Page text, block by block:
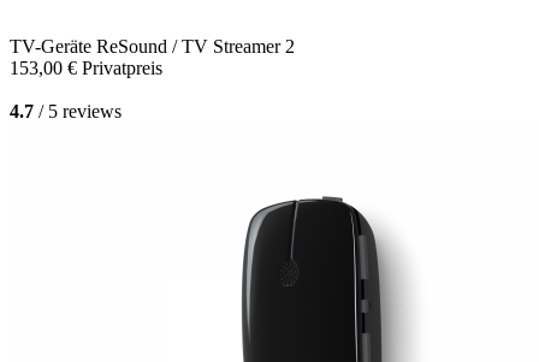
TV-Geräte ReSound / TV Streamer 2
153,00 € Privatpreis
4.7 / 5 reviews